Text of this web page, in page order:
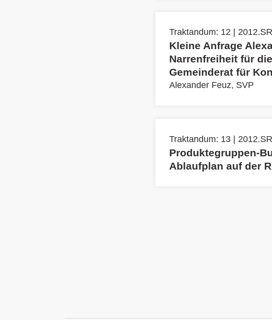
Traktandum: 12 |
Kleine Anfrage
Narrenfreiheit für
Gemeinderat für
Alexander Feuz, SVP
Traktandum: 13 |
Produktegruppen-
Ablaufplan auf der